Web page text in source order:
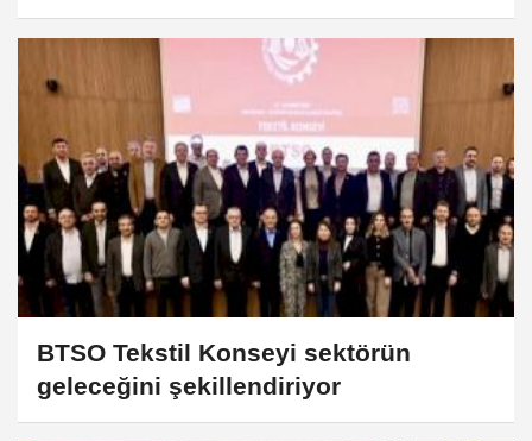
etkileniyor"
BTSO Tekstil Konseyi sektörün
geleceğini şekillendiriyor